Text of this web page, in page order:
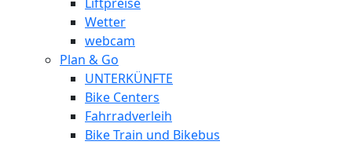
Wetter
webcam
Plan & Go
UNTERKÜNFTE
Bike Centers
Fahrradverleih
Bike Train und Bikebus